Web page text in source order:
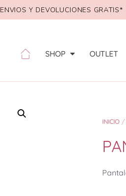
ENVIOS Y DEVOLUCIONES GRATIS*
SHOP OUTLET
INICIO /